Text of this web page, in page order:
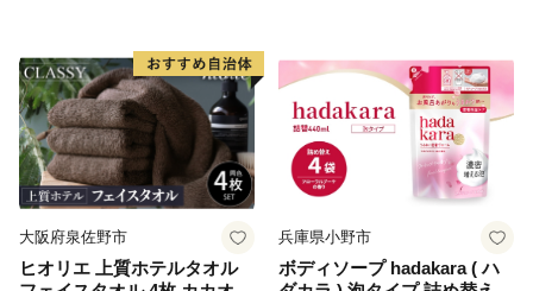
蓄 防災 エコ 消耗品 生活雑貨
生活用品 無香料 トイレット
ペーパー ダブル といれっと
ぺーぱー トイレ クレシア ト
イレットペーパー [BDBH002
-1]
大阪府泉佐野市
ヒオリエ 上質ホテルタオル
兵庫県小野市
ボディソープ hadakara ( ハ